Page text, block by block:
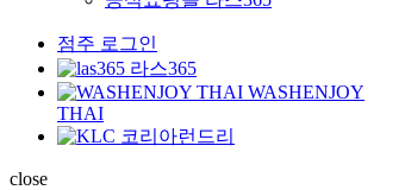
점주 로그인
라스365
WASHENJOY
THAI
코리아런드리
close